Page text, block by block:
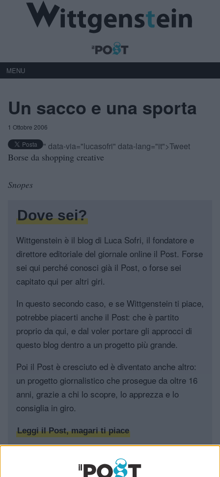
MENU
Un sacco e una sporta
1 Ottobre 2006
" data-via="lucasofri" data-lang="it">Tweet
Borse da shopping creative
Snopes
Dove sei?
Wittgenstein è il blog di Luca Sofri, il fondatore e
direttore editoriale del giornale online il Post. Forse
sei qui perché conosci già il Post, o forse sei
capitato qui per altri giri.
In questo secondo caso, e se Wittgenstein ti piace,
potrebbe piacerti anche il Post: che è partito
proprio da qui, e dal voler portare gli approcci di
questo blog dentro a un progetto più grande.
Poi il Post è cresciuto ed è diventato anche altro:
un progetto giornalistico che prosegue da oltre 16
anni, grazie a chi lo scopre, lo apprezza e lo
consiglia in giro.
Leggi il Post, magari ti piace
Wittgenstein